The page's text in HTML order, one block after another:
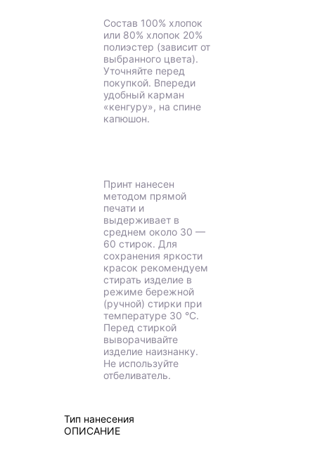
Состав 100% хлопок
или 80% хлопок 20%
полиэстер (зависит от
выбранного цвета).
Уточняйте перед
покупкой. Впереди
удобный карман
«кенгуру», на спине
капюшон.
Принт нанесен
методом прямой
печати и
выдерживает в
среднем около 30 —
60 стирок. Для
сохранения яркости
красок рекомендуем
стирать изделие в
режиме бережной
(ручной) стирки при
температуре 30 °C.
Перед стиркой
выворачивайте
изделие наизнанку.
Не используйте
отбеливатель.
Тип нанесения
ОПИСАНИЕ